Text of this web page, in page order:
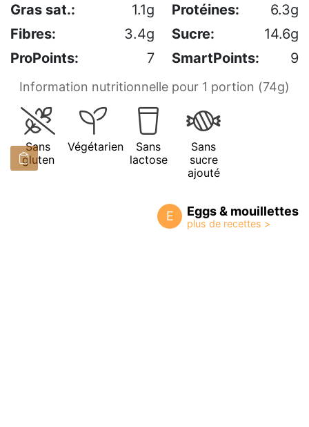
Gras sat.:
1.1g Protéines:
6.3g
Fibres:
3.4g Sucre:
14.6g
ProPoints:
7 SmartPoints: 9
Information nutritionnelle pour 1 portion (74g)
Sans
gluten
Végétarien
Sans
lactose
Sans
sucre
ajouté
E Eggs & mouillettes